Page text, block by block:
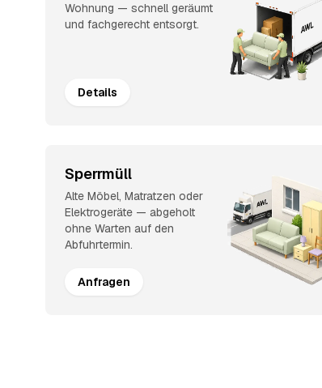
Wohnung — schnell geräumt
und fachgerecht entsorgt.
Details
Sperrmüll
Alte Möbel, Matratzen oder
Elektrogeräte — abgeholt
ohne Warten auf den
Abfuhrtermin.
Anfragen